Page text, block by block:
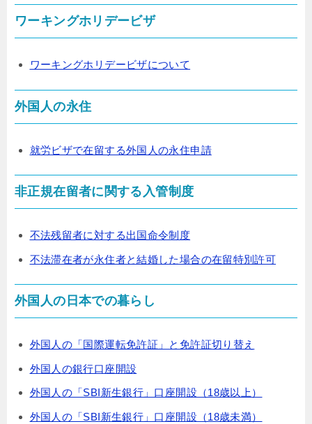
ワーキングホリデービザ
ワーキングホリデービザについて
外国人の永住
就労ビザで在留する外国人の永住申請
非正規在留者に関する入管制度
不法残留者に対する出国命令制度
不法滞在者が永住者と結婚した場合の在留特別許可
外国人の日本での暮らし
外国人の「国際運転免許証」と免許証切り替え
外国人の銀行口座開設
外国人の「SBI新生銀行」口座開設（18歳以上）
外国人の「SBI新生銀行」口座開設（18歳未満）